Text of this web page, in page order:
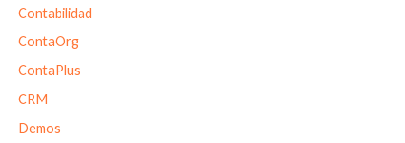
Contabilidad
ContaOrg
ContaPlus
CRM
Demos